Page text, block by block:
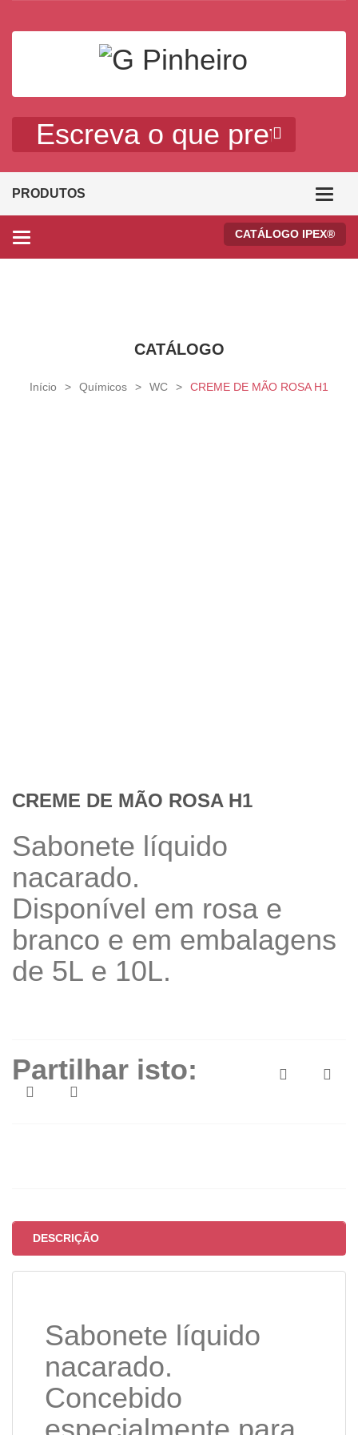
PRODUTOS
Categories
CATÁLOGO IPEX®
CATÁLOGO
Início > Químicos > WC > CREME DE MÃO ROSA H1
CREME DE MÃO ROSA H1
Sabonete líquido
nacarado.
Disponível em rosa e
branco e em embalagens
de 5L e 10L.
Partilhar isto:
DESCRIÇÃO
Sabonete líquido
nacarado.
Concebido